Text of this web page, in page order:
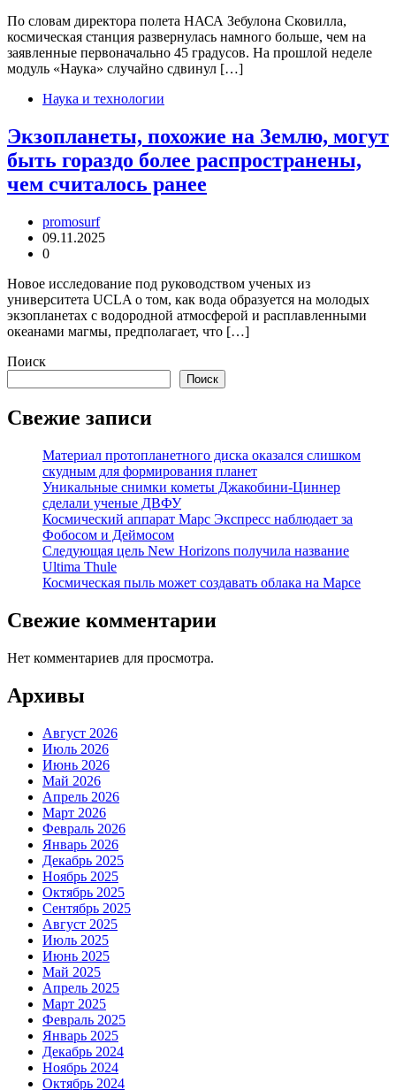
По словам директора полета НАСА Зебулона Сковилла,
космическая станция развернулась намного больше, чем на
заявленные первоначально 45 градусов. На прошлой неделе
модуль «Наука» случайно сдвинул […]
Наука и технологии
Экзопланеты, похожие на Землю, могут
быть гораздо более распространены,
чем считалось ранее
promosurf
09.11.2025
0
Новое исследование под руководством ученых из
университета UCLA о том, как вода образуется на молодых
экзопланетах с водородной атмосферой и расплавленными
океанами магмы, предполагает, что […]
Поиск
Поиск
Свежие записи
Материал протопланетного диска оказался слишком
скудным для формирования планет
Уникальные снимки кометы Джакобини-Циннер
сделали ученые ДВФУ
Космический аппарат Марс Экспресс наблюдает за
Фобосом и Деймосом
Следующая цель New Horizons получила название
Ultima Thule
Космическая пыль может создавать облака на Марсе
Свежие комментарии
Нет комментариев для просмотра.
Архивы
Август 2026
Июль 2026
Июнь 2026
Май 2026
Апрель 2026
Март 2026
Февраль 2026
Январь 2026
Декабрь 2025
Ноябрь 2025
Октябрь 2025
Сентябрь 2025
Август 2025
Июль 2025
Июнь 2025
Май 2025
Апрель 2025
Март 2025
Февраль 2025
Январь 2025
Декабрь 2024
Ноябрь 2024
Октябрь 2024